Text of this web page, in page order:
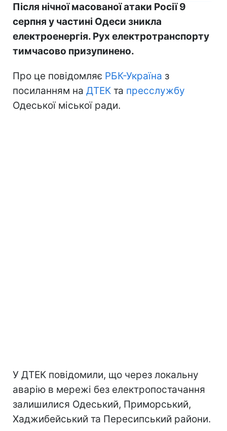
Після нічної масованої атаки Росії 9
серпня у частині Одеси зникла
електроенергія. Рух електротранспорту
тимчасово призупинено.
Про це повідомляє РБК-Україна з
посиланням на ДТЕК та пресслужбу
Одеської міської ради.
У ДТЕК повідомили, що через локальну
аварію в мережі без електропостачання
залишилися Одеський, Приморський,
Хаджибейський та Пересипський райони.